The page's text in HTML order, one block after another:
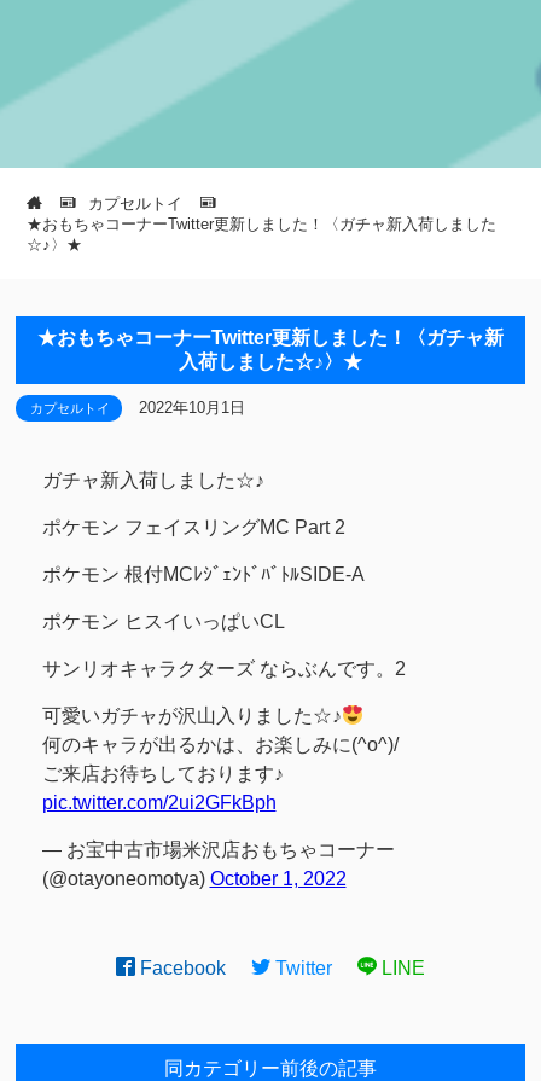
カプセルトイ
★おもちゃコーナーTwitter更新しました！〈ガチャ新入荷しました
☆♪〉★
★おもちゃコーナーTwitter更新しました！〈ガチャ新
入荷しました☆♪〉★
カプセルトイ 2022年10月1日
ガチャ新入荷しました☆♪
ポケモン フェイスリングMC Part 2
ポケモン 根付MCﾚｼﾞｪﾝﾄﾞﾊﾞﾄﾙSIDE-A
ポケモン ヒスイいっぱいCL
サンリオキャラクターズ ならぶんです。2
可愛いガチャが沢山入りました☆♪
何のキャラが出るかは、お楽しみに(^o^)/
ご来店お待ちしております♪
pic.twitter.com/2ui2GFkBph
— お宝中古市場米沢店おもちゃコーナー
(@otayoneomotya) October 1, 2022
Facebook Twitter LINE
同カテゴリー前後の記事